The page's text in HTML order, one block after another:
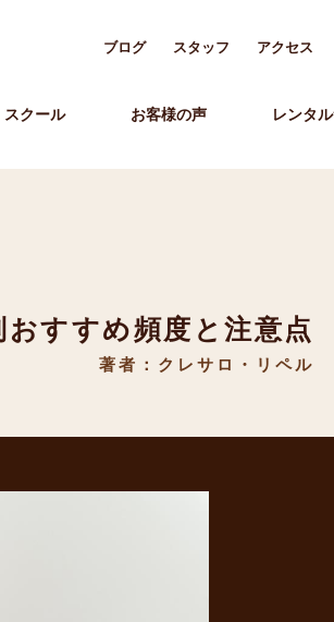
ブログ スタッフ アクセス
スクール お客様の声 レンタ
すすめ頻度と注意点
著者：クレサロ・リペル